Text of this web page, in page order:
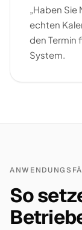
„Haben
echten
den Termin
System.
So